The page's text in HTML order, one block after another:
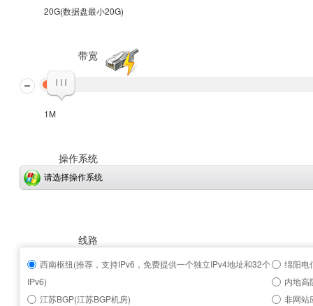
20G(数据盘最小20G)
带宽
1M
操作系统
请选择操作系统
线路
西南枢纽(推荐，支持IPv6，免费提供一个独立IPv4地址和32个
IPv6)
绵阳电
内地高
江苏BGP(江苏BGP机房)
非网站